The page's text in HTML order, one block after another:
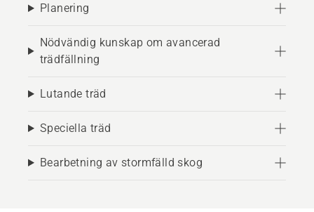
Planering
Nödvändig kunskap om avancerad
trädfällning
Lutande träd
Speciella träd
Bearbetning av stormfälld skog